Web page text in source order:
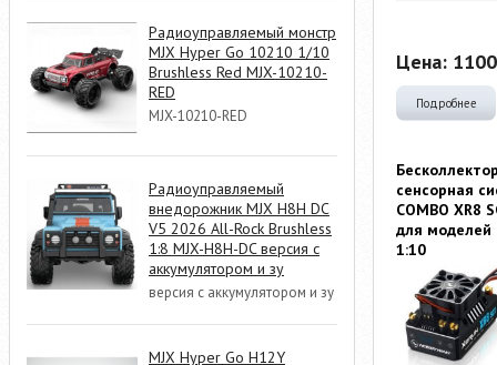
Радиоуправляемый монстр
MJX Hyper Go 10210 1/10
Brushless Red MJX-10210-
RED
MJX-10210-RED
Радиоуправляемый
внедорожник MJX H8H DC
V5 2026 All-Rock Brushless
1:8 MJX-H8H-DC версия с
аккумулятором и зу
версия с аккумулятором и зу
MJX Hyper Go H12Y
Цена:
Подробнее
сенсорная
COMBO XR8
для
1:10